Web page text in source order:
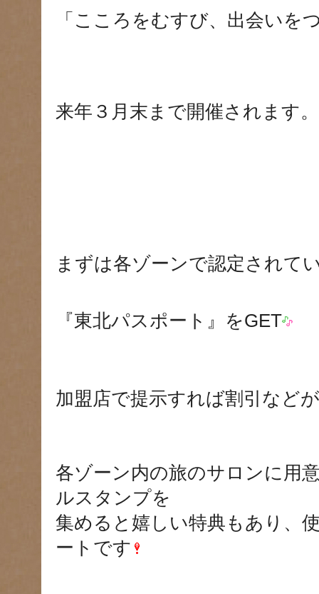
「こころをむすび、出会いを
来年３月末まで開催されます。
まずは各ゾーンで認定されて
『東北パスポート』をGET
加盟店で提示すれば割引など
各ゾーン内の旅のサロンに用
ルスタンプを
集めると嬉しい特典もあり、
ートです